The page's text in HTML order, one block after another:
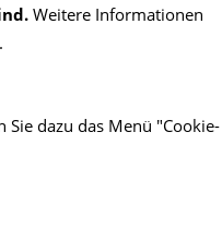
Iii/m
Weitere Informationen
dazu das Menü "Cookie-